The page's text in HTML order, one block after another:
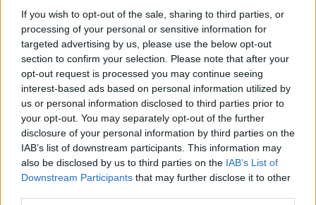
If you wish to opt-out of the sale, sharing to third parties, or
processing of your personal or sensitive information for
targeted advertising by us, please use the below opt-out
section to confirm your selection. Please note that after your
opt-out request is processed you may continue seeing
interest-based ads based on personal information utilized by
us or personal information disclosed to third parties prior to
your opt-out. You may separately opt-out of the further
disclosure of your personal information by third parties on the
IAB’s list of downstream participants. This information may
also be disclosed by us to third parties on the IAB’s List of
Downstream Participants that may further disclose it to other
lakhely bejelentési kötelezettségük volt. (Az 1906-os
népszámlálás szerint az osztrák- magyar zónában
25.744 fő kínai és 80 Kárpát-medencéből származó
állampolgár élt). A rendvédelem fenntartása
érdekében azAcurti Hugó sorhajóhadnagy vezette 40
fős osztrák-magyar és horvát származású katonaság
mellé a főkonzul 70-80 kínaiból álló rendőrséget,
úgynevezett shimbót is verbuvált, akiket a
gyarmatváros négy különböző pontján felállított
rendőrőrsön helyeztetett el. A 022tj.net honlap
szerint a rendőrség nem csak a közbiztonságért,
hanem a Bécsnek és Budapestnek (a konzulátusnak)
beszedendő adó behajtásáért is felelt. A gyarmat